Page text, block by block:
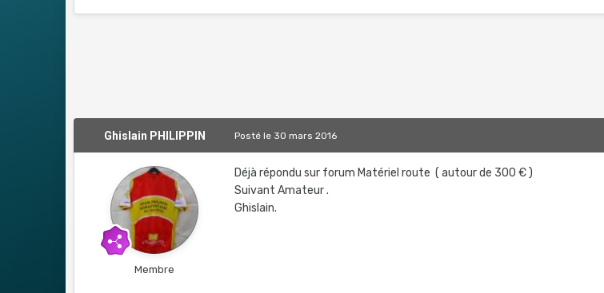
Ghislain PHILIPPIN
Membre
Postéle 30 mars 2016
Déjà répondu sur forum Matériel route ( autour de 300 € )
Suivant Amateur .
Ghislain.